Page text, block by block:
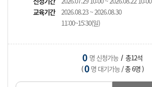
교육기간
2026.08.23 ~ 2026.08.30
11:00~15:30(일)
0 명 신청가능 / 총12석
(0 명 대기가능/ 총 6명 )